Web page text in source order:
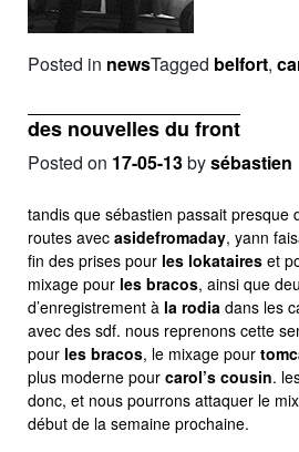
Posted in newsTagged belfort,
des nouvelles du front
Posted on 17-05-13bysébastien
tandis que sébastien passait presque
routes avec asidefromaday, yann
fin des prises pour les lokataires et
mixage pour les bracos, ainsi que
d’enregistrement à la rodia dans les
avec des sdf. nous reprenons cette
pour les bracos, le mixage pour
plus moderne pour carol’s cousin.
donc, et nous pourrons attaquer le
début de la semaine prochaine.